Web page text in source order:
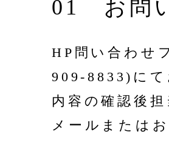
01 お問
HP問い合わせ
909-8833)にて
内容の確認後
メールまたは